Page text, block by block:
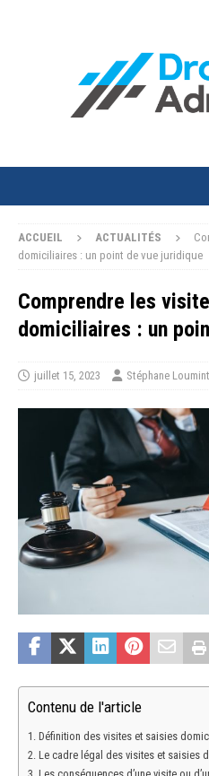
ACCUEIL ACTUALITÉS
domiciliaires : un point de vue juridique
Comprendre les
domiciliaires : un
juillet 15, 2023 Stéphane Loumint
Contenu de l'article
Définition des visites et saisies
Le cadre légal des visites et saisies